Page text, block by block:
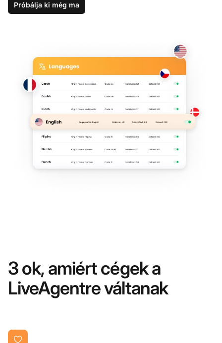
Próbálja ki még ma
3 ok, amiért cégek a
LiveAgentre váltanak